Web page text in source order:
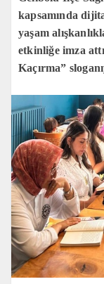
kapsamında
yaşam
etkinliğe imza
Kaçırma”